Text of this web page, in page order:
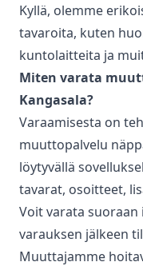
Kyllä, olemme
tavaroita, kuten
kuntolaitteita ja
Miten varata
Kangasala?
Varaamisesta on
muuttopalvelu
löytyvällä
tavarat, osoitteet,
Voit varata suoraan
varauksen jälkeen
Muuttajamme